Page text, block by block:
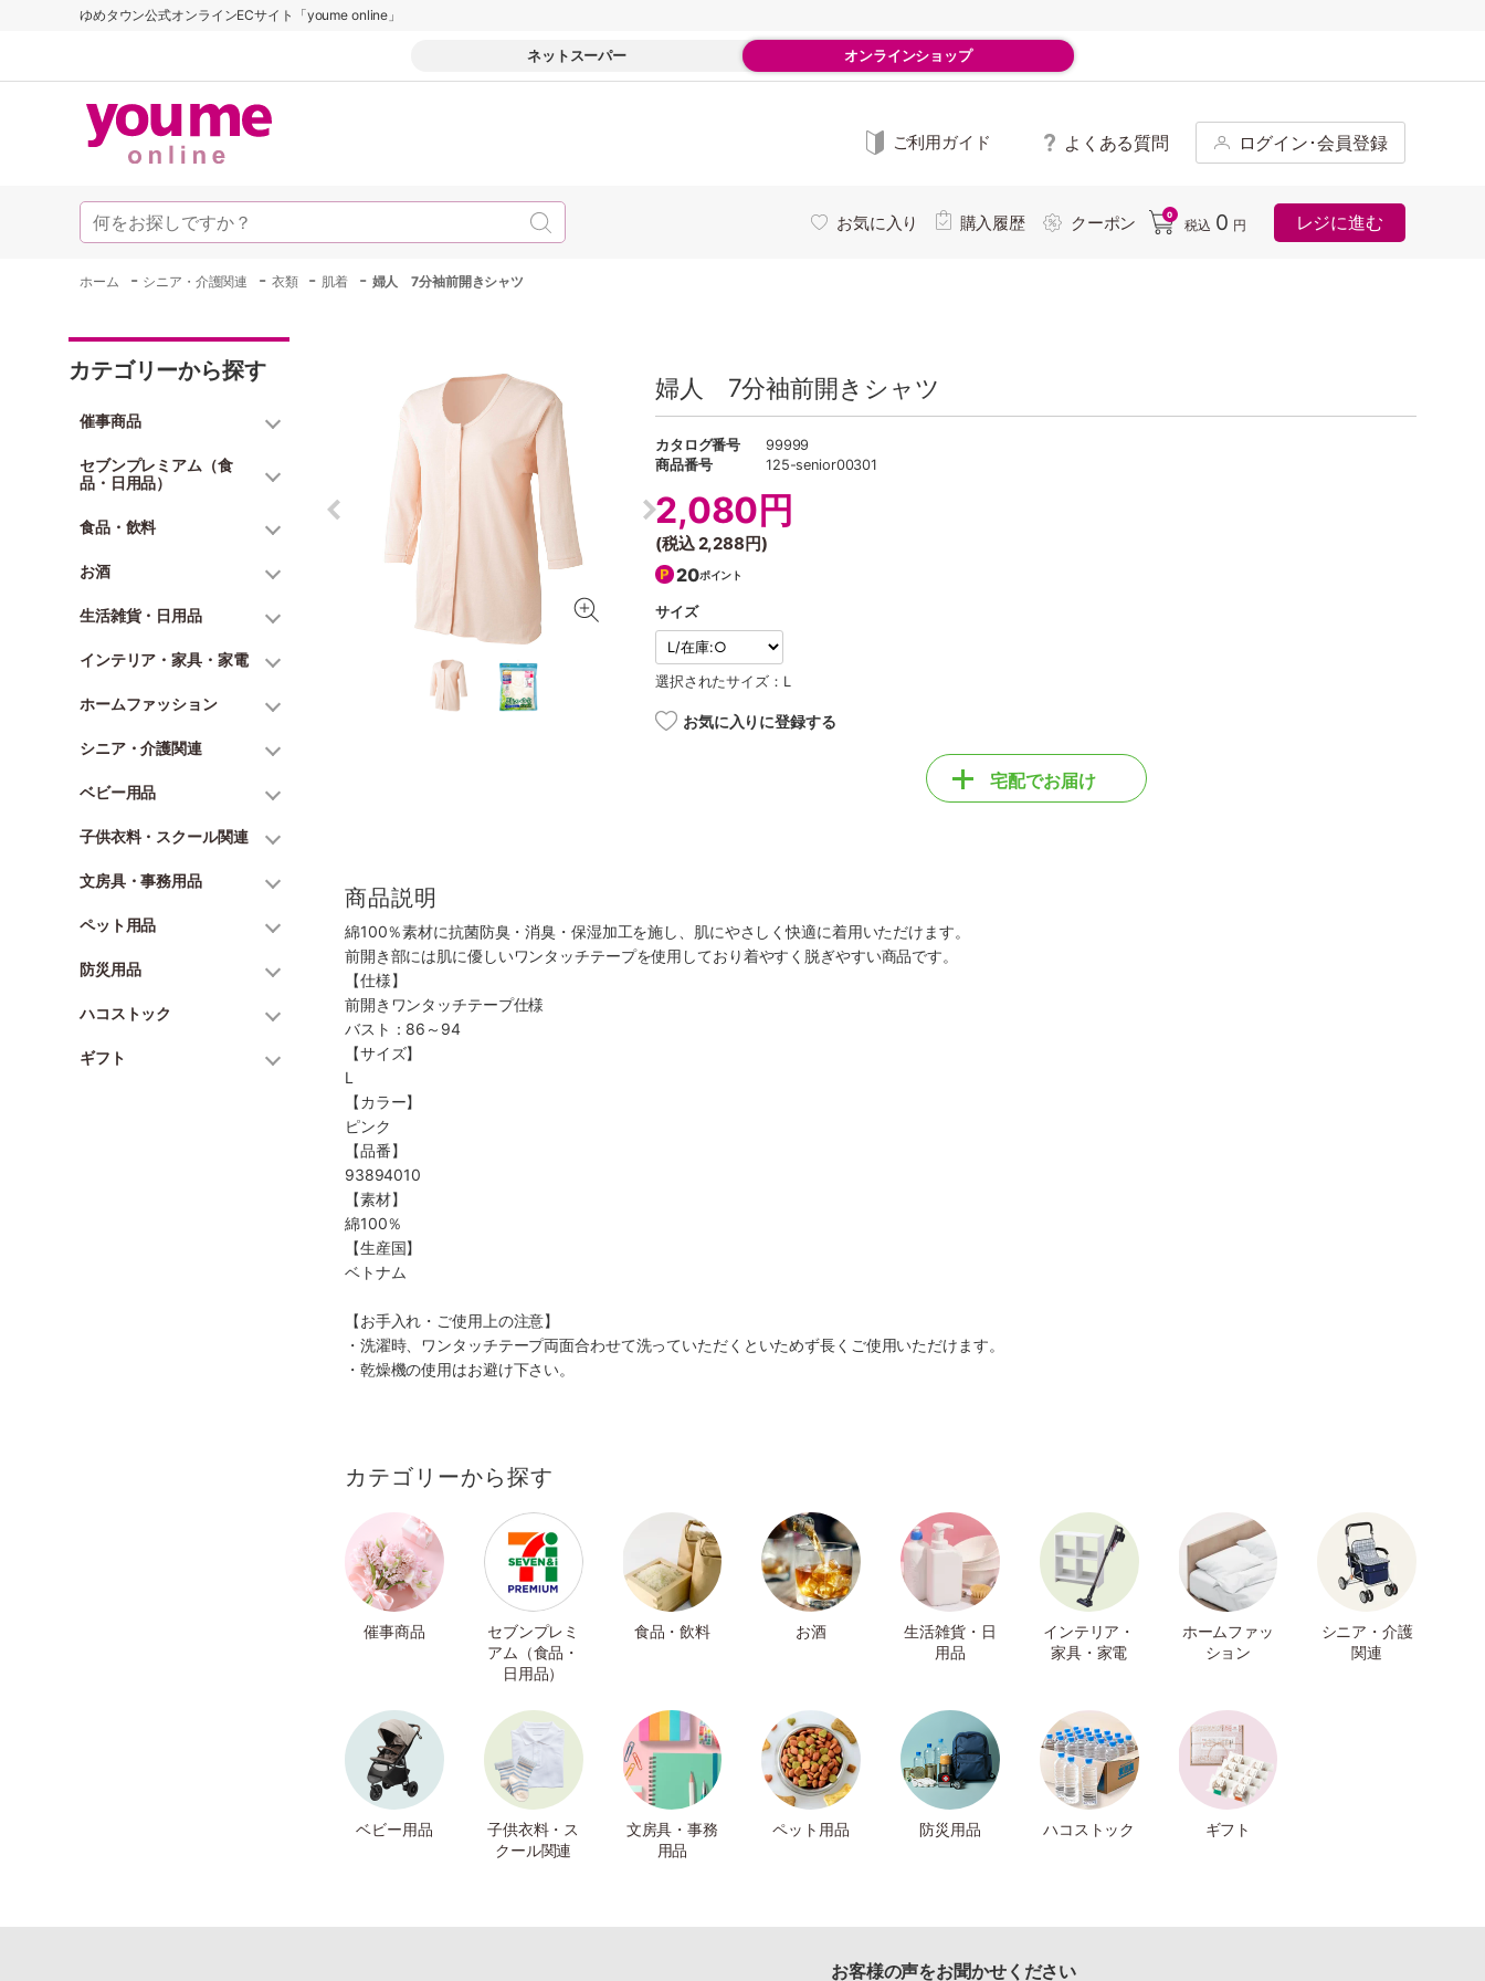
ゆめタウン公式オンラインECサイト「youme online」
ネットスーパー オンラインショップ
ご利用ガイド よくある質問 ログイン･会員登録
お気に入り 購入履歴 クーポン 0
税込 0 円 レジに進む
ホーム - シニア・介護関連 - 衣類 - 肌着 - 婦人 7分袖前開きシャツ
カテゴリーから探す
催事商品
セブンプレミアム（食
品・日用品）
食品・飲料
お酒
生活雑貨・日用品
インテリア・家具・家電
ホームファッション
シニア・介護関連
ベビー用品
子供衣料・スクール関連
文房具・事務用品
ペット用品
防災用品
ハコストック
ギフト
婦人 7分袖前開きシャツ
カタログ番号
99999
商品番号
125-senior00301
2,080円
(税込2,288円)
20ポイント
サイズ
選択されたサイズ：L
お気に入りに登録する
宅配でお届け
商品説明
綿100％素材に抗菌防臭・消臭・保湿加工を施し、肌にやさしく快適に着用いただけます。
前開き部には肌に優しいワンタッチテープを使用しており着やすく脱ぎやすい商品です。
【仕様】
前開きワンタッチテープ仕様
バスト：86～94
【サイズ】
L
【カラー】
ピンク
【品番】
93894010
【素材】
綿100％
【生産国】
ベトナム
【お手入れ・ご使用上の注意】
・洗濯時、ワンタッチテープ両面合わせて洗っていただくといためず長くご使用いただけます。
・乾燥機の使用はお避け下さい。
カテゴリーから探す
催事商品
セブンプレミ
アム（食品・
日用品）
食品・飲料 お酒
生活雑貨・日
用品
インテリア・
家具・家電
ホームファッ
ション
シニア・介護
関連
ベビー用品
子供衣料・ス
クール関連
文房具・事務
用品
ペット用品 防災用品 ハコストック ギフト
お客様の声をお聞かせください